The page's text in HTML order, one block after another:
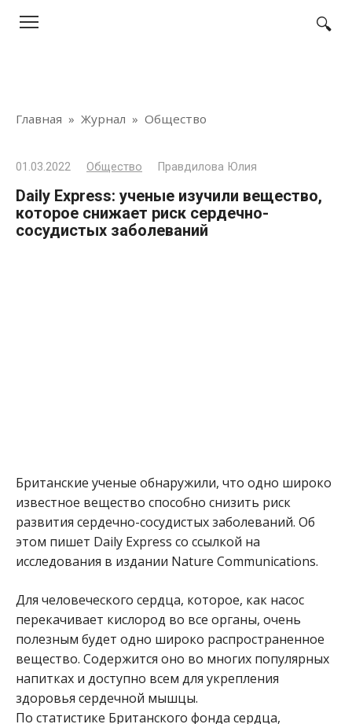
Главная » Журнал » Общество
01.03.2022 Общество Правдилова Юлия
Daily Express: ученые изучили вещество,
которое снижает риск сердечно-
сосудистых заболеваний
Британские ученые обнаружили, что одно широко
известное вещество способно снизить риск
развития сердечно-сосудистых заболеваний. Об
этом пишет Daily Express со ссылкой на
исследования в издании Nature Communications.
Для человеческого сердца, которое, как насос
перекачивает кислород во все органы, очень
полезным будет одно широко распространенное
вещество. Содержится оно во многих популярных
напитках и доступно всем для укрепления
здоровья сердечной мышцы.
По статистике Британского фонда сердца,